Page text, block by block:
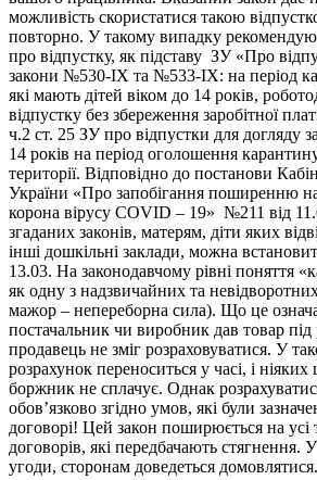
можливість скористатися такою
повторно. У такому випадку рекомендую
про відпустку, як підставу ЗУ «Про
закони №530-ІХ та №533-ІХ: на період
які мають дітей віком до 14 років,
відпустку без збереження заробітної
ч.2 ст. 25 ЗУ про відпустки для догляду
14 років на період оголошення
території. Відповідно до постанови
України «Про запобігання поширенню на
корона вірусу COVID – 19» №211 від
згаданих законів, матерям, діти яких
інші дошкільні заклади, можна
13.03. На законодавчому рівні поняття
як одну з надзвичайних та
мажор – непереборна сила). Що це
постачальник чи виробник дав товар під
продавець не зміг розраховуватися. У
розрахунок переноситься у часі, і
боржник не сплачує. Однак
обов’язково згідно умов, які були
договорі! Цей закон поширюється на
договорів, які передбачають стягнення.
угоди, сторонам доведеться домовлятися.